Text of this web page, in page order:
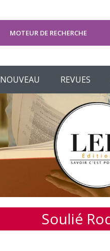
MOTEUR DE RECHERCHE
NOUVEAU REVUES
Soulié